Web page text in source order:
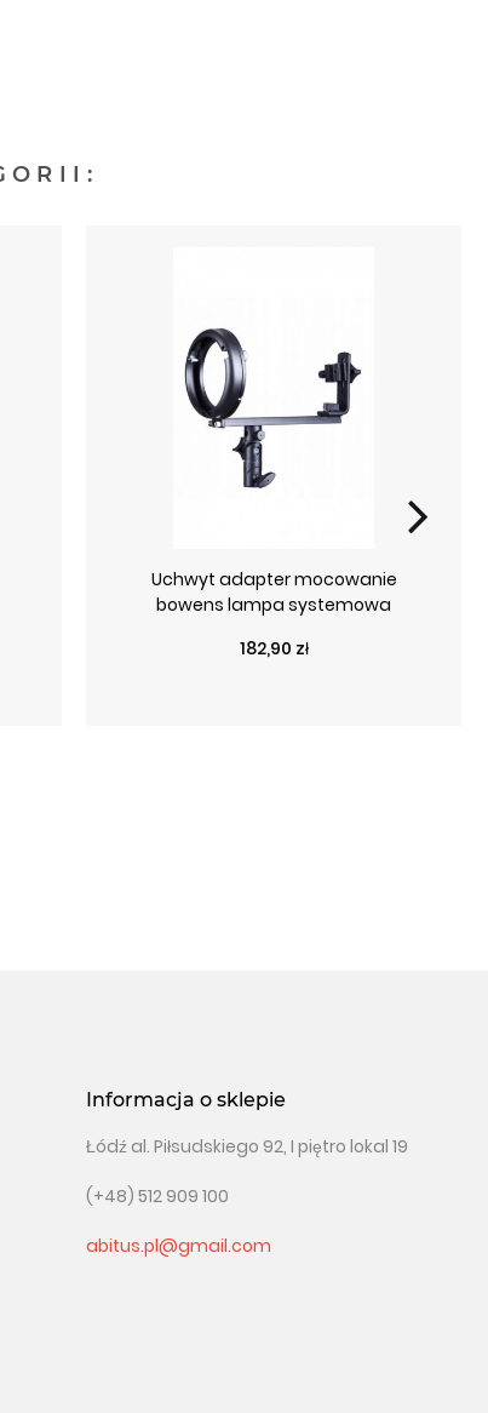
Uchwyt adapter mocowanie
bowens lampa systemowa
Cena
182,90 zł
Informacja o sklepie
Łódź al. Piłsudskiego 92, I piętro lokal 19
(+48) 512 909 100
abitus.pl@gmail.com